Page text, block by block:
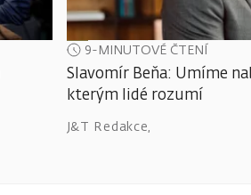
9-MINUTOVÉ ČTENÍ
Slavomír Beňa: Umíme
kterým lidé rozumí
J&T Redakce,